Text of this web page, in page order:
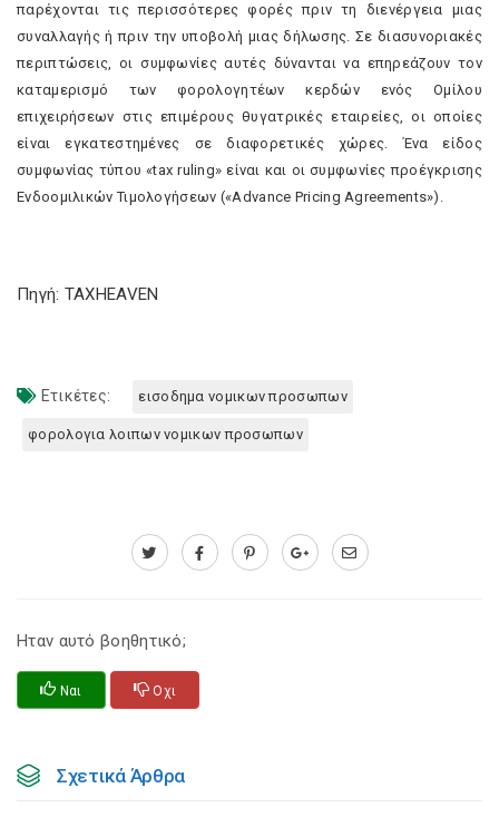
παρέχονται τις περισσότερες φορές πριν τη διενέργεια μιας
συναλλαγής ή πριν την υποβολή μιας δήλωσης. Σε διασυνοριακές
περιπτώσεις, οι συμφωνίες αυτές δύνανται να επηρεάζουν τον
καταμερισμό των φορολογητέων κερδών ενός Ομίλου
επιχειρήσεων στις επιμέρους θυγατρικές εταιρείες, οι οποίες
είναι εγκατεστημένες σε διαφορετικές χώρες. Ένα είδος
συμφωνίας τύπου «tax ruling» είναι και οι συμφωνίες προέγκρισης
Ενδοοµιλικών Τιµολογήσεων («Advance Pricing Agreements»).
Πηγή: TAXHEAVEN
Ετικέτες: εισοδημα νομικων προσωπων
φορολογια λοιπων νομικων προσωπων
Ηταν αυτό βοηθητικό;
Ναι Οχι
Σχετικά Άρθρα